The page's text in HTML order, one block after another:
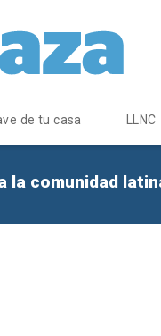
de tu casa LLNC
la comunidad